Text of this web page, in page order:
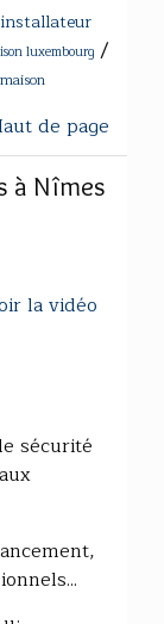
installateur
luxembourg /
de page
à Nîmes
la vidéo
sécurité